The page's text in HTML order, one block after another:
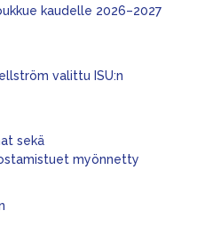
kaudelle 2026–2027
valittu ISU:n
sekä
myönnetty